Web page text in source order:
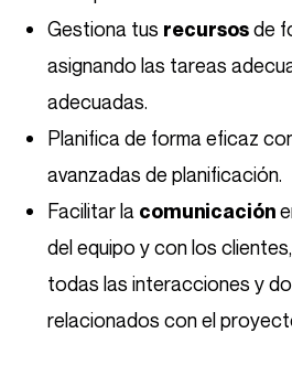
Gestiona tus recursosde
asignando las tareas
adecuadas.
Planifica de forma eficaz
avanzadas de planificación.
Facilitar la comunicación
del equipo y con los
todas las interacciones y
relacionados con el